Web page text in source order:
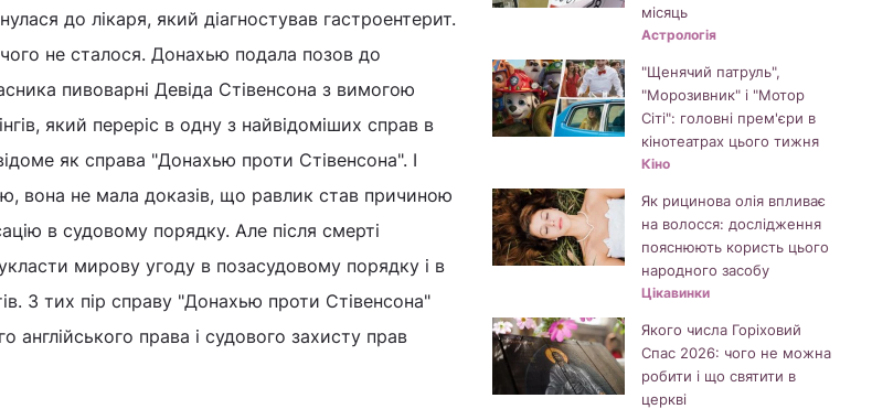
до лікаря, який діагностував гастроентерит.
не сталося. Донахью подала позов до
пивоварні Девіда Стівенсона з вимогою
який переріс в одну з найвідоміших справ в
як справа "Донахью проти Стівенсона". І
вона не мала доказів, що равлик став причиною
в судовому порядку. Але після смерті
мирову угоду в позасудовому порядку і в
З тих пір справу "Донахью проти Стівенсона"
англійського права і судового захисту прав
місяць
Астрологія
"Щенячий патруль",
"Морозивник" і "Мотор
Сіті": головні прем'єри в
кінотеатрах цього тижня
Кіно
Як рицинова олія впливає
на волосся: дослідження
пояснюють користь цього
народного засобу
Цікавинки
Якого числа Горіховий
Спас 2026: чого не можна
робити і що святити в
церкві